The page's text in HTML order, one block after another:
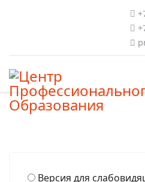
Версия для